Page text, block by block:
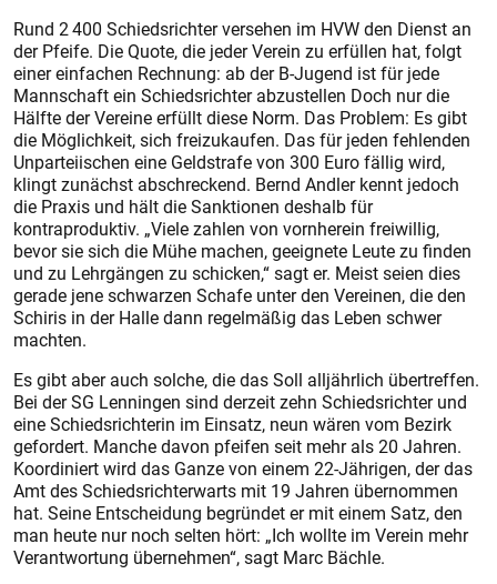
Rund 2 400 Schiedsrichter versehen im HVW den Dienst an
der Pfeife. Die Quote, die jeder Verein zu erfüllen hat, folgt
einer einfachen Rechnung: ab der B-Jugend ist für jede
Mannschaft ein Schiedsrichter abzustellen Doch nur die
Hälfte der Vereine erfüllt diese Norm. Das Problem: Es gibt
die Möglichkeit, sich freizukaufen. Das für jeden fehlenden
Unparteiischen eine Geldstrafe von 300 Euro fällig wird,
klingt zunächst abschreckend. Bernd Andler kennt jedoch
die Praxis und hält die Sanktionen deshalb für
kontraproduktiv. „Viele zahlen von vornherein freiwillig,
bevor sie sich die Mühe machen, geeignete Leute zu finden
und zu Lehrgängen zu schicken,“ sagt er. Meist seien dies
gerade jene schwarzen Schafe unter den Vereinen, die den
Schiris in der Halle dann regelmäßig das Leben schwer
machten.
Es gibt aber auch solche, die das Soll alljährlich übertreffen.
Bei der SG Lenningen sind derzeit zehn Schiedsrichter und
eine Schiedsrichterin im Einsatz, neun wären vom Bezirk
gefordert. Manche davon pfeifen seit mehr als 20 Jahren.
Koordiniert wird das Ganze von einem 22-Jährigen, der das
Amt des Schiedsrichterwarts mit 19 Jahren übernommen
hat. Seine Entscheidung begründet er mit einem Satz, den
man heute nur noch selten hört: „Ich wollte im Verein mehr
Verantwortung übernehmen“, sagt Marc Bächle.